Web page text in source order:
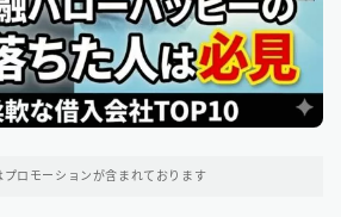
ーパーブラックでも借りれる5chの情報を
用した借入術まとめ
31
7
プロモーションが含まれております